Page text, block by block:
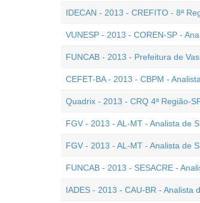
IDECAN - 2013 - CREFITO - 8ª
VUNESP - 2013 - COREN-SP -
FUNCAB - 2013 - Prefeitura de
CEFET-BA - 2013 - CBPM -
Quadrix - 2013 - CRQ 4ª Região-
FGV - 2013 - AL-MT - Analista de
FGV - 2013 - AL-MT - Analista de
FUNCAB - 2013 - SESACRE -
IADES - 2013 - CAU-BR - Analista